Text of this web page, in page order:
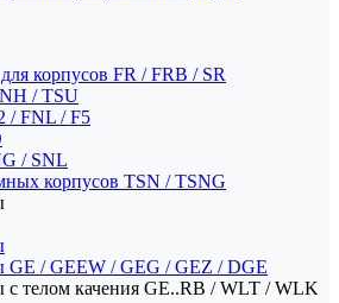
корпусов FR / FRB / SR
/ TSU
/ FNL / F5
/ SNL
корпусов TSN / TSNG
/ GEEW / GEG / GEZ / DGE
телом качения GE..RB / WLT / WLK